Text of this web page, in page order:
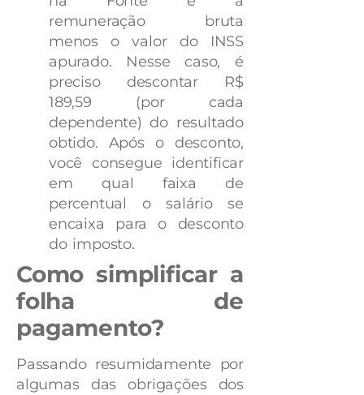
remuneração bruta
menos o valor do INSS
apurado. Nesse caso, é
preciso descontar R$
189,59 (por cada
dependente) do resultado
obtido. Após o desconto,
você consegue identificar
em qual faixa de
percentual o salário se
encaixa para o desconto
do imposto.
Como simplificar a
folha de
pagamento?
Passando resumidamente por
algumas das obrigações dos